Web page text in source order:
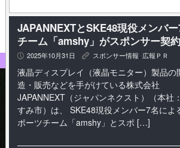
JAPANNEXTとSKE48現役メンバ
チーム「amshy」がスポンサー契
P 2025年10月31日 K スポンサー情報, 広報ＰＲ
液晶ディスプレイ（液晶モニター）製品の
造・販売などを手がけている株式会社
JAPANNEXT（ジャパンネクスト）（本社
すみ市）は、 SKE48現役メンバー7名によ
ポーツチーム「amshy」とスポ […]